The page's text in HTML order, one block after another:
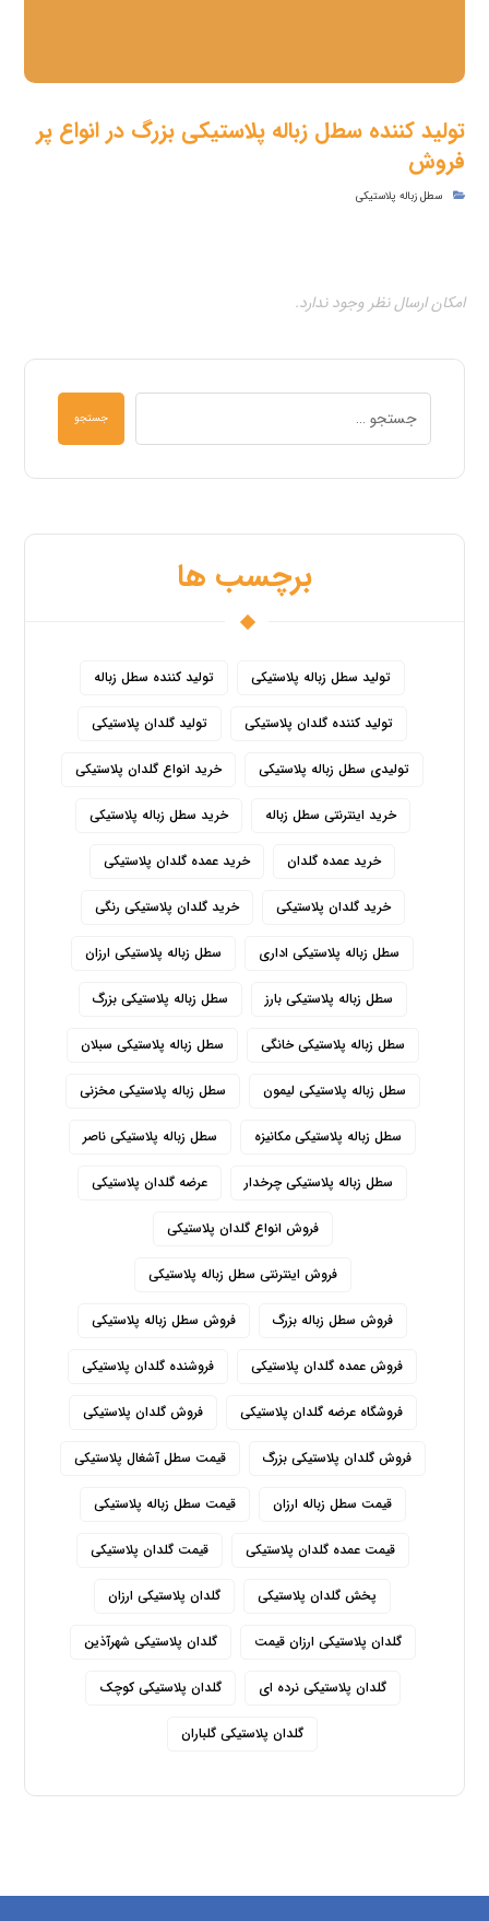
تولید کننده سطل زباله پلاستیکی بزرگ در انواع پر
فروش
سطل زباله پلاستیکی
امکان ارسال نظر وجود ندارد.
جستجو
برچسب ها
تولید سطل زباله پلاستیکی تولید کننده سطل زباله
تولید کننده گلدان پلاستیکی تولید گلدان پلاستیکی
تولیدی سطل زباله پلاستیکی خرید انواع گلدان پلاستیکی
خرید اینترنتی سطل زباله خرید سطل زباله پلاستیکی
خرید عمده گلدان خرید عمده گلدان پلاستیکی
خرید گلدان پلاستیکی خرید گلدان پلاستیکی رنگی
سطل زباله پلاستیکی اداری سطل زباله پلاستیکی ارزان
سطل زباله پلاستیکی بارز سطل زباله پلاستیکی بزرگ
سطل زباله پلاستیکی خانگی سطل زباله پلاستیکی سبلان
سطل زباله پلاستیکی لیمون سطل زباله پلاستیکی مخزنی
سطل زباله پلاستیکی مکانیزه سطل زباله پلاستیکی ناصر
سطل زباله پلاستیکی چرخدار عرضه گلدان پلاستیکی
فروش انواع گلدان پلاستیکی
فروش اینترنتی سطل زباله پلاستیکی
فروش سطل زباله بزرگ فروش سطل زباله پلاستیکی
فروش عمده گلدان پلاستیکی فروشنده گلدان پلاستیکی
فروشگاه عرضه گلدان پلاستیکی فروش گلدان پلاستیکی
فروش گلدان پلاستیکی بزرگ قیمت سطل آشغال پلاستیکی
قیمت سطل زباله ارزان قیمت سطل زباله پلاستیکی
قیمت عمده گلدان پلاستیکی قیمت گلدان پلاستیکی
پخش گلدان پلاستیکی گلدان پلاستیکی ارزان
گلدان پلاستیکی ارزان قیمت گلدان پلاستیکی شهرآذین
گلدان پلاستیکی نرده ای گلدان پلاستیکی کوچک
گلدان پلاستیکی گلباران